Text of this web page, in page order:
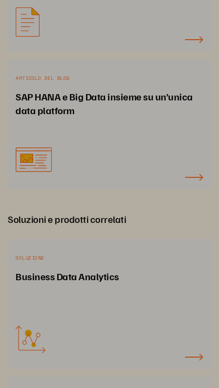
ARTICOLO DEL BLOG
SAP HANA e Big Data insieme su un'unica
data platform
Soluzioni e prodotti correlati
SOLUZIONE
Business Data Analytics